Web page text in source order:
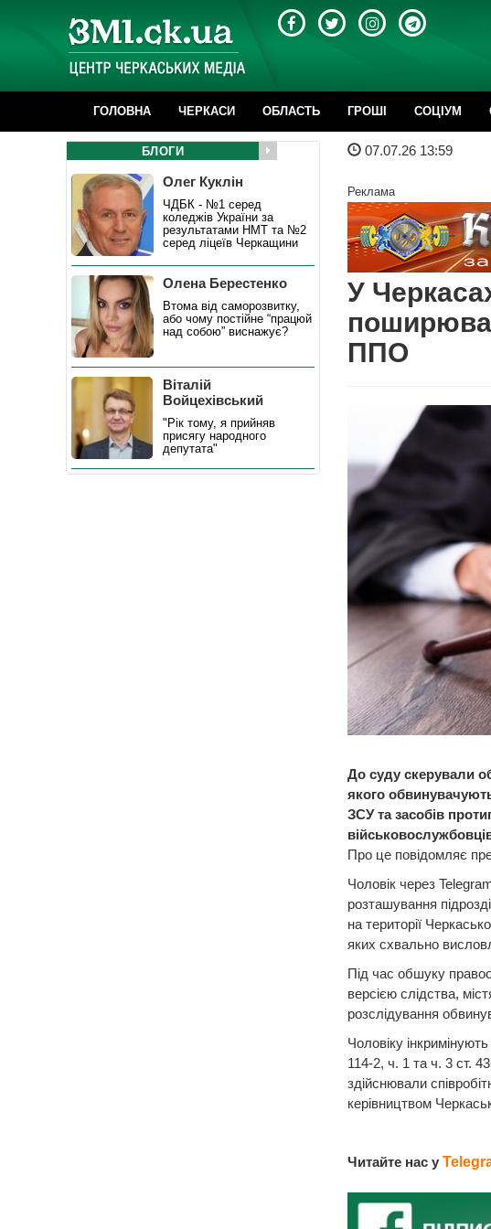
ГОЛОВНА ЧЕРКАСИ ОБЛАСТЬ ГРОШІ CОЦІУМ
07.07.26 13:59
Реклама
У
ППО
До суду скерували
якого
ЗСУ та засобів
Про це повідомляє
Чоловік через
розташування
на території
яких схвально
Під час обшуку
версією слідства,
розслідування
Чоловіку
114-2, ч. 1 та ч. 3 ст.
здійснювали
керівництвом
Читайте нас у
БЛОГИ
Олег Куклін
ЧДБК - №1 серед
коледжів України за
результатами НМТ та №2
серед ліцеїв Черкащини
Олена Берестенко
Втома від саморозвитку,
або чому постійне “працюй
над собою” виснажує?
Віталій
Войцехівський
"Рік тому, я прийняв
присягу народного
депутата"